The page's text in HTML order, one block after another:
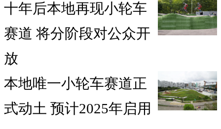
十年后本地再现小轮车
赛道 将分阶段对公众开
放
本地唯一小轮车赛道正
式动土 预计2025年启用